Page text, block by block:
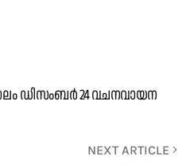
ഡിസംബർ 24 വചനവായന
NEXT ARTICLE